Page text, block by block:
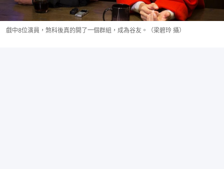
戲中8位演員，煞科後真的開了一個群組，成為谷友。（梁碧玲 攝）